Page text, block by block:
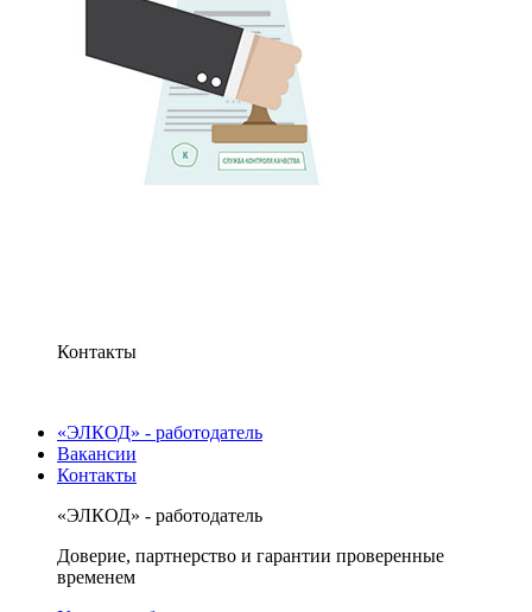
Контакты
«ЭЛКОД» - работодатель
Вакансии
Контакты
«ЭЛКОД» - работодатель
Доверие, партнерство и гарантии проверенные
временем